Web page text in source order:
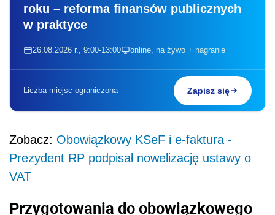
roku – reforma finansów publicznych
w praktyce
26.08.2026 r., 9:00-13:00 online, na żywo + nagranie
Liczba miejsc ograniczona Zapisz się
Zobacz: Obowiązkowy KSeF i e-faktura -
Prezydent RP podpisał nowelizację ustawy o
VAT
Przygotowania do obowiązkowego